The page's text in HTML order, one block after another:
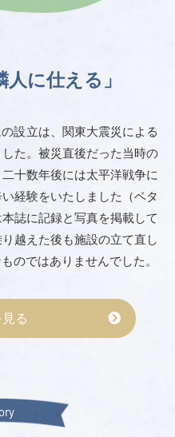
に仕える」
設立は、関東大震災による
た。被災直後だった当時の
十数年後には太平洋戦争に
経験をいたしました（ベタ
誌に記録と写真を掲載して
越えた後も施設の立て直し
のではありませんでした。
る